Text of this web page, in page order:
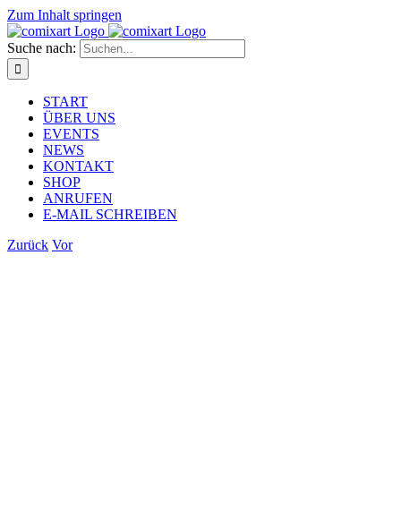
Zum Inhalt springen
Suche nach:
START
ÜBER UNS
EVENTS
NEWS
KONTAKT
SHOP
ANRUFEN
E-MAIL SCHREIBEN
Zurück Vor